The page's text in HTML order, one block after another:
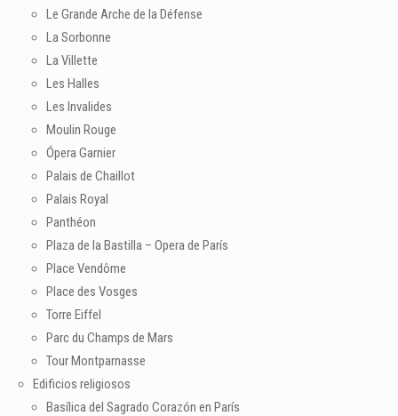
Le Grande Arche de la Défense
La Sorbonne
La Villette
Les Halles
Les Invalides
Moulin Rouge
Ópera Garnier
Palais de Chaillot
Palais Royal
Panthéon
Plaza de la Bastilla – Opera de París
Place Vendôme
Place des Vosges
Torre Eiffel
Parc du Champs de Mars
Tour Montparnasse
Edificios religiosos
Basílica del Sagrado Corazón en París